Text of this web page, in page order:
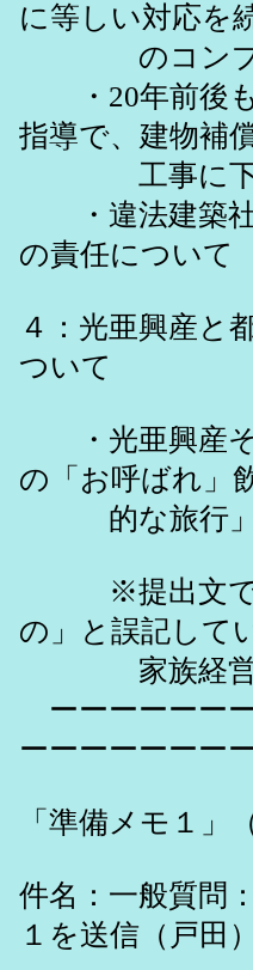
に等しい対応を
のコンプラ
・20年前後も
指導で、建物補
工事に下請
・違法建築社
の責任につい
４：光亜興産と
ついて
・光亜興産そ
の「お呼ばれ」
的な旅行」へ
※提出文では
の」と誤記して
家族経営の
ーーーーーー
ーーーーーーー
「準備メモ１」
件名：一般質問
１を送信（戸田）